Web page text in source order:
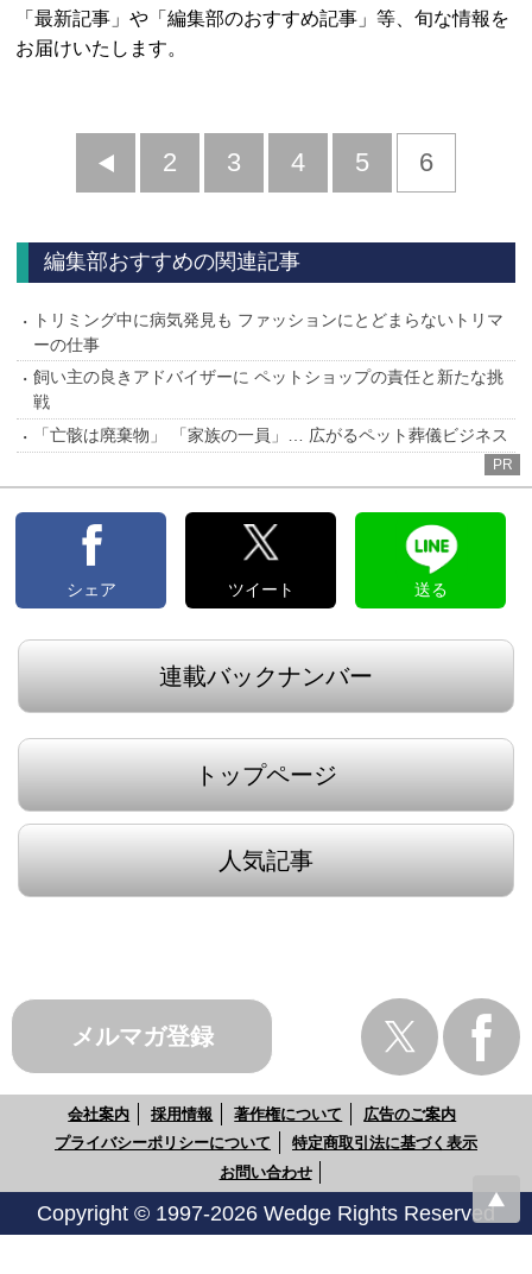
「最新記事」や「編集部のおすすめ記事」等、旬な情報を
お届けいたします。
前
2 3 4 5 6
編集部おすすめの関連記事
トリミング中に病気発見も ファッションにとどまらないトリマ
ーの仕事
飼い主の良きアドバイザーに ペットショップの責任と新たな挑
戦
「亡骸は廃棄物」 「家族の一員」… 広がるペット葬儀ビジネス
PR
シェア ツイート 送る
連載バックナンバー
トップページ
人気記事
メルマガ登録
会社案内 採用情報 著作権について
広告のご案内
プライバシーポリシーについて
特定商取引法に基づく表示
お問い合わせ
Copyright © 1997-2026 Wedge Rights Reserved